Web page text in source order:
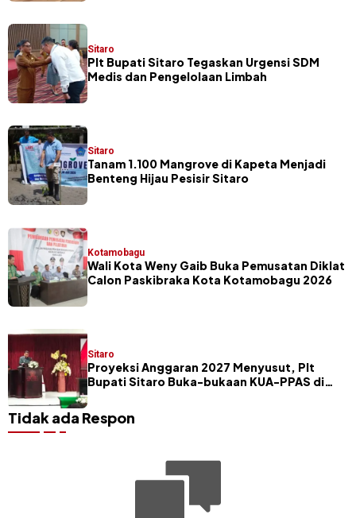
Sitaro
​Plt Bupati Sitaro Tegaskan Urgensi SDM
Medis dan Pengelolaan Limbah
Sitaro
Tanam 1.100 Mangrove di Kapeta Menjadi
Benteng Hijau Pesisir Sitaro
Kotamobagu
Wali Kota Weny Gaib Buka Pemusatan Diklat
Calon Paskibraka Kota Kotamobagu 2026
Sitaro
Proyeksi Anggaran 2027 Menyusut, Plt
Bupati Sitaro Buka-bukaan KUA-PPAS di
Tidak ada Respon